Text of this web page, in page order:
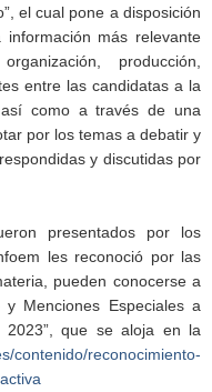
el cual pone a disposición
más relevante
producción,
entre las candidatas a la
como a través de una
por los temas a debatir y
y discutidas por
presentados por los
les reconoció por las
pueden conocerse a
y Menciones Especiales a
2023”, que se aloja en la
contenido/reconocimiento-